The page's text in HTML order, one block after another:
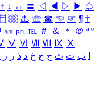
↑ ↓ ↔ 〓 ◁ ◀ ▷ ▶ ♤
▩ ♨ ☏ ☎ ☜ ☞ ¶ †
㏂ ㏘ ℡ ＃ ＆ ＊ ＠ ª º
Ⅴ Ⅵ Ⅶ Ⅷ Ⅸ Ⅹ
ب ت ث ج ح خ د ذ ر ز